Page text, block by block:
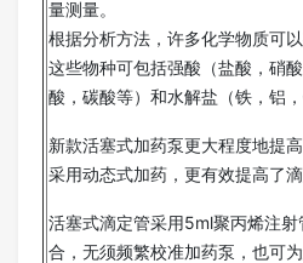
量测量。
根据分析方法，许多化学物质可以
这些物种可包括强酸（盐酸，硝
酸，碳酸等）和水解盐（铁，铝，
新款活塞式加药泵更大程度地提
采用动态式加药，更有效提高了
活塞式滴定管采用5ml聚丙烯注
合，无须频繁校准加药泵，也可